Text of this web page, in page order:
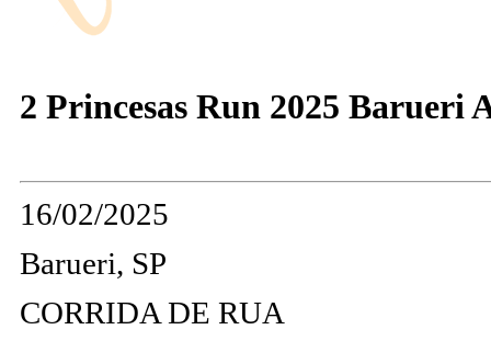
2 Princesas Run 2025 Barueri
16/02/2025
Barueri, SP
CORRIDA DE RUA